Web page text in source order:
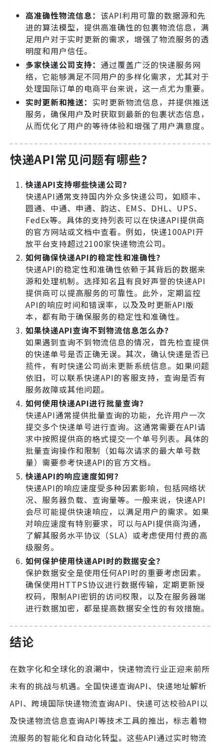
高准确性物流信息： 该API利用可靠的数据源和先
进的算法模型，提供高准确性的包裹物流信息，满
足用户对于实时更新的需求，增强了物流服务的透
明度和用户信任。
多家快递公司支持： 通过覆盖广泛的快递服务网
络，它能够满足不同用户的多样化需求，尤其对于
处理国际订单的电商平台来说，这一点尤为重要。
实时更新和推送： 实时更新物流信息，并提供推送
服务，确保用户及时获取到最新的包裹状态信息，
从而优化了用户的等待体验和增强了用户满意度。
快递API常见问题有哪些？
快递API支持哪些快递公司？
快递API通常支持国内外众多快递公司，如顺丰、
圆通、中通、申通、韵达、EMS、DHL、UPS、
FedEx等。具体的支持列表可以在快递API提供商
的官方网站或文档中查看。例如，快递100API开
放平台支持超过2100家快递物流公司。
如何确保快递API的稳定性和准确性？
快递API的稳定性和准确性依赖于其背后的数据来
源和处理机制。选择知名且有良好声誉的快递API
提供商可以提高服务的可靠性。此外，定期监控
API的响应时间和错误率，以及及时更新API版
本，都有助于确保服务的稳定性和准确性。
如果快递API查询不到物流信息怎么办？
如果遇到查询不到物流信息的情况，首先检查提供
的快递单号是否正确无误。其次，确认快递是否已
揽件，有时快递公司尚未更新系统信息。如果问题
依旧，可以联系快递API的客服支持，查询是否有
服务故障或其他问题。
如何使用快递API进行批量查询？
快递API通常提供批量查询的功能，允许用户一次
提交多个快递单号进行查询。这通常需要在API请
求中按照提供商的格式提交一个单号列表。具体的
批量查询操作和限制（如每次请求的最大单号数
量）需要参考快递API的官方文档。
快递API的响应速度如何？
快递API的响应速度受多种因素影响，包括网络状
况、服务器负载、查询量等。一般来说，快递API
会尽可能提供快速响应，以满足用户的需求。如果
对响应速度有特别要求，可以与API提供商沟通，
了解其服务水平协议（SLA）或考虑使用付费的高
级服务。
如何保护使用快递API时的数据安全？
保护数据安全是使用任何API时的重要考虑因素。
确保使用HTTPS协议进行数据传输，定期更新授
权码，限制API密钥的访问权限，以及在服务器端
进行数据加密，都是提高数据安全性的有效措施。
结论
在数字化和全球化的浪潮中，快递物流行业正迎来前所
未有的挑战与机遇。全国快递查询API、快递地址解析
API、跨境国际快递物流查询API、快递可达校验API以
及快递物流信息查询API等技术工具的推出，标志着物
流服务的智能化和自动化转型。这些API通过实时物流